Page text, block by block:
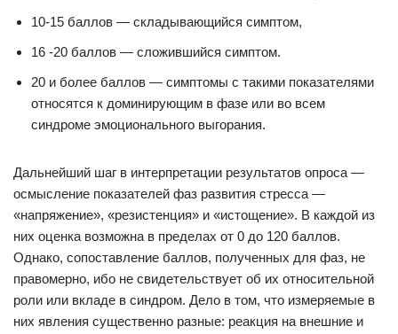
10-15 баллов — складывающийся симптом,
16 -20 баллов — сложившийся симптом.
20 и более баллов — симптомы с такими показателями
относятся к доминирующим в фазе или во всем
синдроме эмоционального выгорания.
Дальнейший шаг в интерпретации результатов опроса —
осмысление показателей фаз развития стресса —
«напряжение», «резистенция» и «истощение». В каждой из
них оценка возможна в пределах от 0 до 120 баллов.
Однако, сопоставление баллов, полученных для фаз, не
правомерно, ибо не свидетельствует об их относительной
роли или вкладе в синдром. Дело в том, что измеряемые в
них явления существенно разные: реакция на внешние и